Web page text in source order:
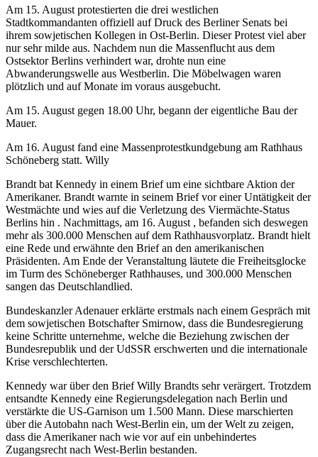
Am 15. August protestierten die drei westlichen
Stadtkommandanten offiziell auf Druck des Berliner Senats bei
ihrem sowjetischen Kollegen in Ost-Berlin. Dieser Protest viel aber
nur sehr milde aus. Nachdem nun die Massenflucht aus dem
Ostsektor Berlins verhindert war, drohte nun eine
Abwanderungswelle aus Westberlin. Die Möbelwagen waren
plötzlich und auf Monate im voraus ausgebucht.
Am 15. August gegen 18.00 Uhr, begann der eigentliche Bau der
Mauer.
Am 16. August fand eine Massenprotestkundgebung am Rathhaus
Schöneberg statt. Willy
Brandt bat Kennedy in einem Brief um eine sichtbare Aktion der
Amerikaner. Brandt warnte in seinem Brief vor einer Untätigkeit der
Westmächte und wies auf die Verletzung des Viermächte-Status
Berlins hin . Nachmittags, am 16. August , befanden sich deswegen
mehr als 300.000 Menschen auf dem Rathhausvorplatz. Brandt hielt
eine Rede und erwähnte den Brief an den amerikanischen
Präsidenten. Am Ende der Veranstaltung läutete die Freiheitsglocke
im Turm des Schöneberger Rathhauses, und 300.000 Menschen
sangen das Deutschlandlied.
Bundeskanzler Adenauer erklärte erstmals nach einem Gespräch mit
dem sowjetischen Botschafter Smirnow, dass die Bundesregierung
keine Schritte unternehme, welche die Beziehung zwischen der
Bundesrepublik und der UdSSR erschwerten und die internationale
Krise verschlechterten.
Kennedy war über den Brief Willy Brandts sehr verärgert. Trotzdem
entsandte Kennedy eine Regierungsdelegation nach Berlin und
verstärkte die US-Garnison um 1.500 Mann. Diese marschierten
über die Autobahn nach West-Berlin ein, um der Welt zu zeigen,
dass die Amerikaner nach wie vor auf ein unbehindertes
Zugangsrecht nach West-Berlin bestanden.